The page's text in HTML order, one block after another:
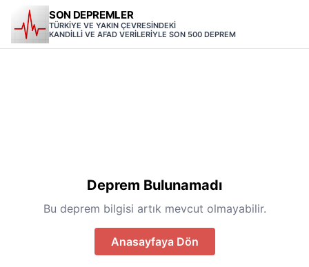
SON DEPREMLER
TÜRKİYE VE YAKIN ÇEVRESİNDEKİ
KANDİLLİ VE AFAD VERİLERİYLE SON 500 DEPREM
Deprem Bulunamadı
Bu deprem bilgisi artık mevcut olmayabilir.
Anasayfaya Dön